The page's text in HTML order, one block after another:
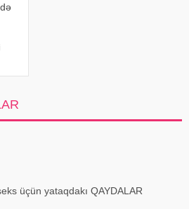
üçün yataqdakı QAYDALAR